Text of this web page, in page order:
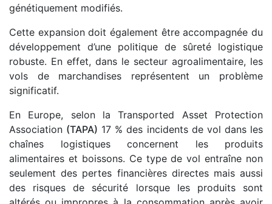
génétiquement modifiés.
Cette expansion doit également être accompagnée du
développement d’une politique de sûreté logistique
robuste. En effet, dans le secteur agroalimentaire, les
vols de marchandises représentent un problème
significatif.
En Europe, selon la Transported Asset Protection
Association (TAPA) 17 % des incidents de vol dans les
chaînes logistiques concernent les produits
alimentaires et boissons. Ce type de vol entraîne non
seulement des pertes financières directes mais aussi
des risques de sécurité lorsque les produits sont